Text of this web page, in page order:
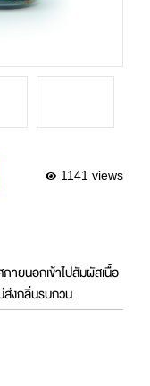
1141 views
ยนอกเข้าไปสัมผัสเนื้อ
ส่งกลิ่นรบกวน